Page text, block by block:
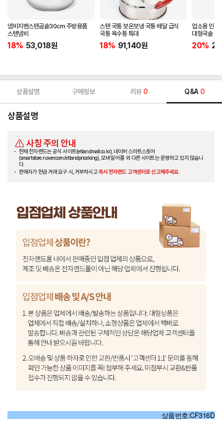
냄비지벤스텐곰솥30cm 주방용품
스텐냄비
18% 53,018원
스텐 국통 보온보냉 국통 배달 급식
국통 육수통 특대
18% 91,140원
업소용 인덕
대형국솥
20%
상품설명 구매정보 리뷰 0 Q&A 0
상품설명
사칭 주의 안내
현재 전자랜드는 공식 사이트(etlandmall.co.kr), 네이버 스마트스토어
(smartstore.naver.com/etlandpriceking), 모바일 어플 외 다른 사이트는 운영하고 있지 않습니
다.
판매자가 현금 거래 요구 시, 거부하시고즉시 전자랜드 고객센터로 신고해주세요.
상품번호:CF316D